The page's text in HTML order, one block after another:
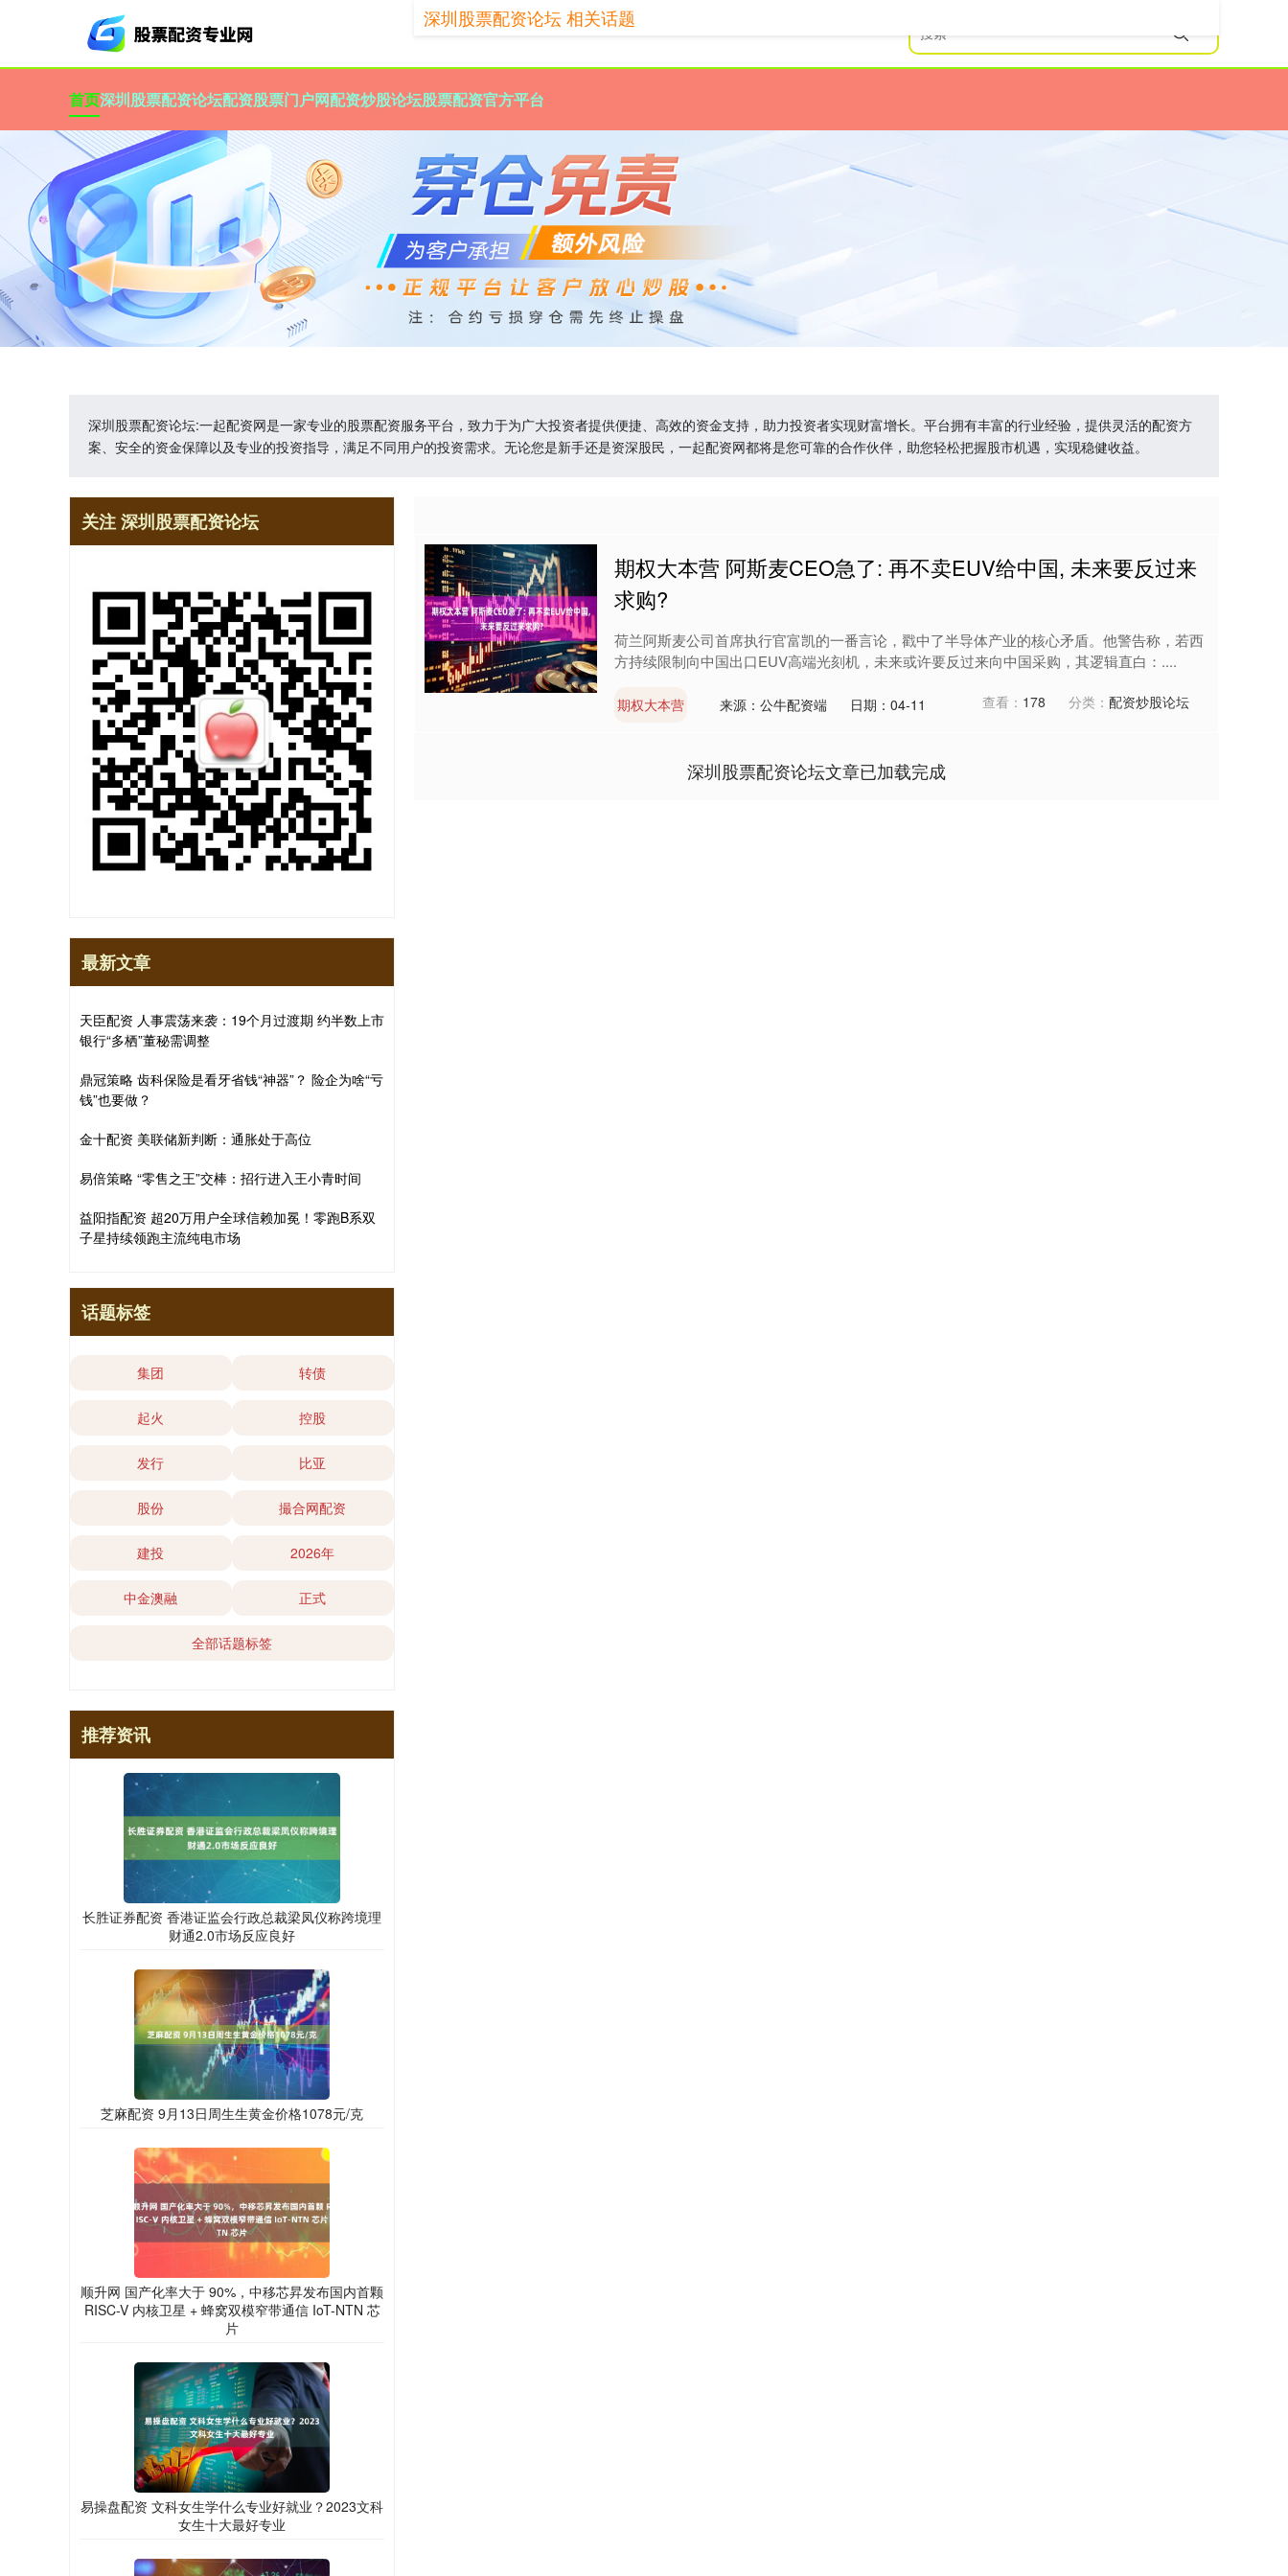
首页深圳股票配资论坛配资股票门户网配资炒股论坛股票配资官方平台
深圳股票配资论坛:一起配资网是一家专业的股票配资服务平台，致力于为广大投资者提供便捷、高效的资金支持，助力投资者实现财富增长。平台拥有丰富的行业经验，提供灵活的配资方
案、安全的资金保障以及专业的投资指导，满足不同用户的投资需求。无论您是新手还是资深股民，一起配资网都将是您可靠的合作伙伴，助您轻松把握股市机遇，实现稳健收益。
深圳股票配资论坛 相关话题
期权大本营 阿斯麦CEO急了: 再不卖EUV给中国, 未来要反过来
求购?
荷兰阿斯麦公司首席执行官富凯的一番言论，戳中了半导体产业的核心矛盾。他警告称，若西
方持续限制向中国出口EUV高端光刻机，未来或许要反过来向中国采购，其逻辑直白：....
期权大本营 来源：公牛配资端 日期：04-11 查看： 178 分类： 配资炒股论坛
深圳股票配资论坛文章已加载完成
关注 深圳股票配资论坛
最新文章
天臣配资 人事震荡来袭：19个月过渡期 约半数上市
银行“多栖”董秘需调整
鼎冠策略 齿科保险是看牙省钱“神器”？ 险企为啥“亏
钱”也要做？
金十配资 美联储新判断：通胀处于高位
易倍策略 “零售之王”交棒：招行进入王小青时间
益阳指配资 超20万用户全球信赖加冕！零跑B系双
子星持续领跑主流纯电市场
话题标签
集团 转债
起火 控股
发行 比亚
股份 撮合网配资
建投 2026年
中金澳融 正式
全部话题标签
推荐资讯
长胜证券配资 香港证监会行政总裁梁凤仪称跨境理
财通2.0市场反应良好
芝麻配资 9月13日周生生黄金价格1078元/克
顺升网 国产化率大于 90%，中移芯昇发布国内首颗
RISC-V 内核卫星 + 蜂窝双模窄带通信 IoT-NTN 芯
片
易操盘配资 文科女生学什么专业好就业？2023文科
女生十大最好专业